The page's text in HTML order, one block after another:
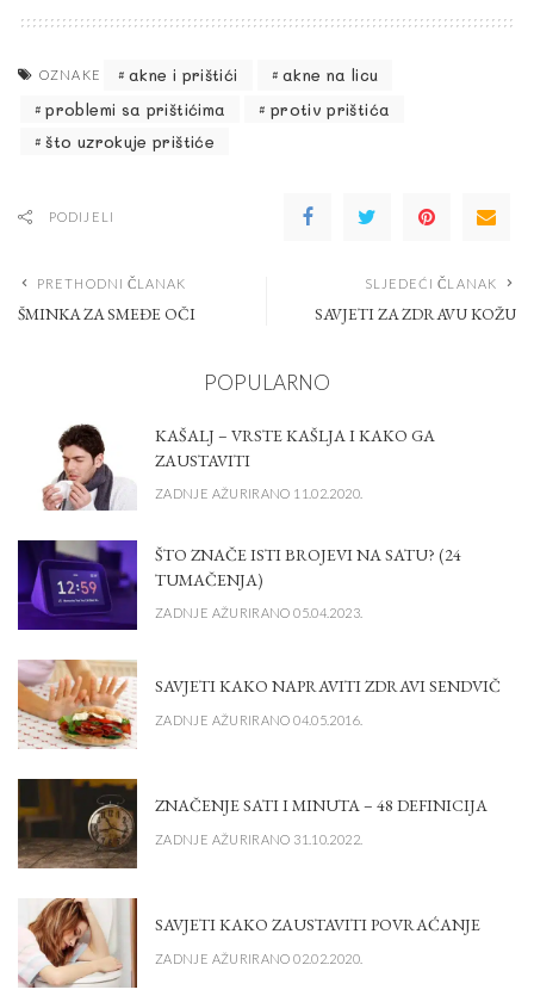
OZNAKE akne i prištići
akne na licu
problemi sa prištićima
protiv prištića
što uzrokuje prištiće
PODIJELI
PRETHODNI ČLANAK
ŠMINKA ZA SMEĐE OČI
SLJEDEĆI ČLANAK
SAVJETI ZA ZDRAVU KOŽU
POPULARNO
KAŠALJ – VRSTE KAŠLJA I KAKO GA
ZAUSTAVITI
ZADNJE AŽURIRANO 11.02.2020.
ŠTO ZNAČE ISTI BROJEVI NA SATU? (24
TUMAČENJA)
ZADNJE AŽURIRANO 05.04.2023.
SAVJETI KAKO NAPRAVITI ZDRAVI SENDVIČ
ZADNJE AŽURIRANO 04.05.2016.
ZNAČENJE SATI I MINUTA – 48 DEFINICIJA
ZADNJE AŽURIRANO 31.10.2022.
SAVJETI KAKO ZAUSTAVITI POVRAĆANJE
ZADNJE AŽURIRANO 02.02.2020.